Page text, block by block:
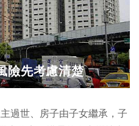
險先考慮清楚
過世、房子由子女繼承，子